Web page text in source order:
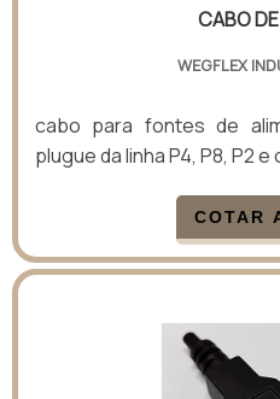
CABO
WEGFLEX
cabo para fontes de
plugue da linha P4, P8, P2
COTAR